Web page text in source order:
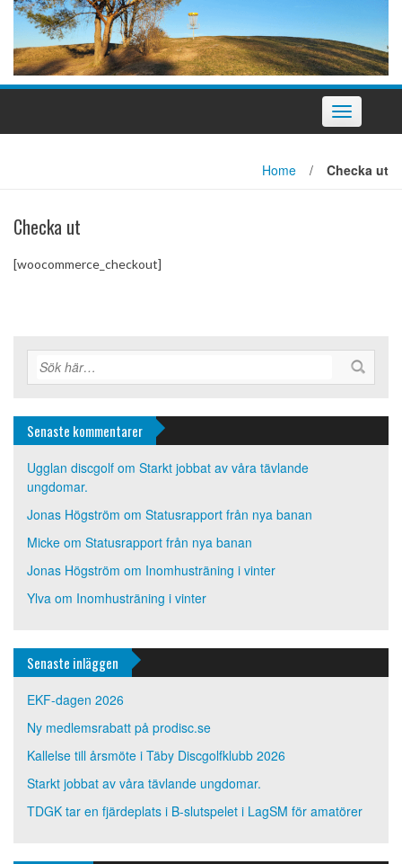
Slå
på/av
navigering
Home / Checka ut
Checka ut
[woocommerce_checkout]
Senaste kommentarer
Ugglan discgolf om Starkt jobbat av våra tävlande
ungdomar.
Jonas Högström om Statusrapport från nya banan
Micke om Statusrapport från nya banan
Jonas Högström om Inomhusträning i vinter
Ylva om Inomhusträning i vinter
Senaste inläggen
EKF-dagen 2026
Ny medlemsrabatt på prodisc.se
Kallelse till årsmöte i Täby Discgolfklubb 2026
Starkt jobbat av våra tävlande ungdomar.
TDGK tar en fjärdeplats i B-slutspelet i LagSM för amatörer